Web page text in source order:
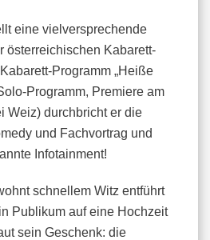
eine vielversprechende
österreichischen Kabarett-
Programm „Heiße
Programm, Premiere am
Weiz) durchbricht er die
und Fachvortrag und
Infotainment!
schnellem Witz entführt
Publikum auf eine Hochzeit
sein Geschenk: die